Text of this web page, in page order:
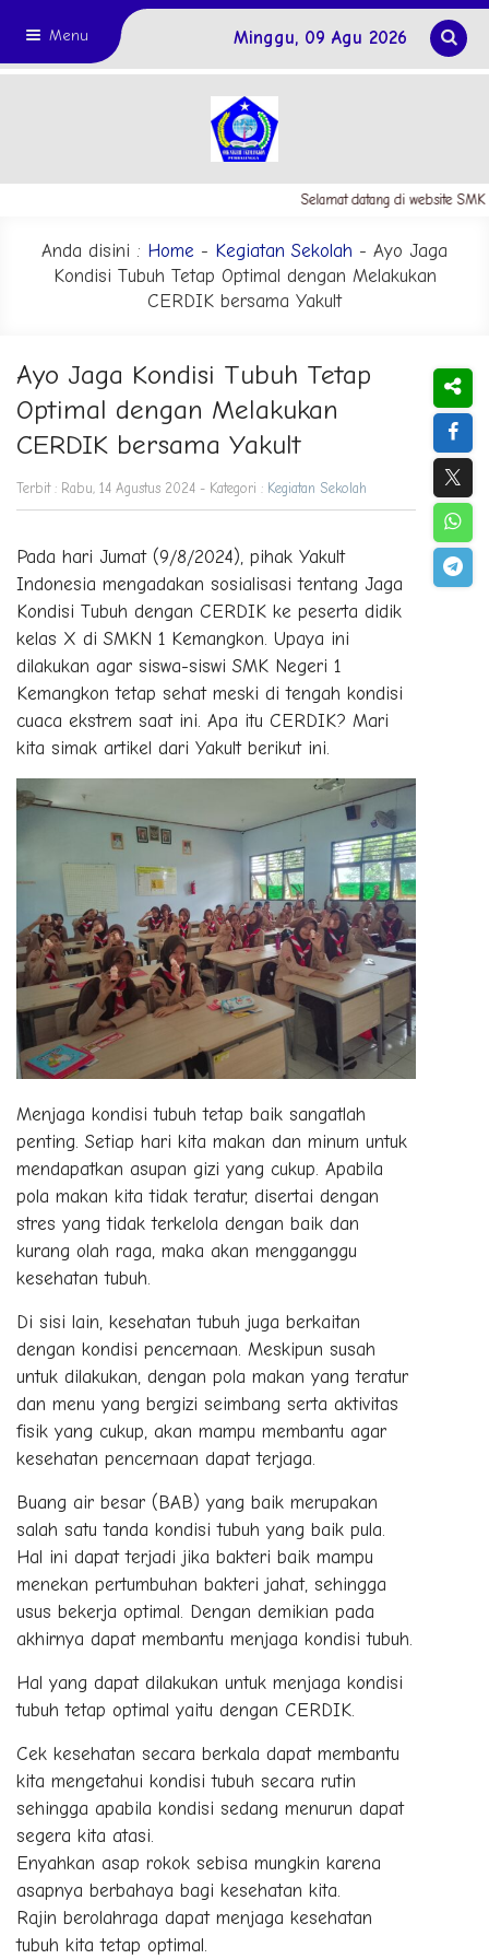
Menu Minggu, 09 Agu 2026
Selamat datang di website SMK
Anda disini : Home - Kegiatan Sekolah - Ayo Jaga
Kondisi Tubuh Tetap Optimal dengan Melakukan
CERDIK bersama Yakult
Ayo Jaga Kondisi Tubuh Tetap
Optimal dengan Melakukan
CERDIK bersama Yakult
Terbit : Rabu, 14 Agustus 2024 - Kategori : Kegiatan Sekolah
Pada hari Jumat (9/8/2024), pihak Yakult
Indonesia mengadakan sosialisasi tentang Jaga
Kondisi Tubuh dengan CERDIK ke peserta didik
kelas X di SMKN 1 Kemangkon. Upaya ini
dilakukan agar siswa-siswi SMK Negeri 1
Kemangkon tetap sehat meski di tengah kondisi
cuaca ekstrem saat ini. Apa itu CERDIK? Mari
kita simak artikel dari Yakult berikut ini.
Menjaga kondisi tubuh tetap baik sangatlah
penting. Setiap hari kita makan dan minum untuk
mendapatkan asupan gizi yang cukup. Apabila
pola makan kita tidak teratur, disertai dengan
stres yang tidak terkelola dengan baik dan
kurang olah raga, maka akan mengganggu
kesehatan tubuh.
Di sisi lain, kesehatan tubuh juga berkaitan
dengan kondisi pencernaan. Meskipun susah
untuk dilakukan, dengan pola makan yang teratur
dan menu yang bergizi seimbang serta aktivitas
fisik yang cukup, akan mampu membantu agar
kesehatan pencernaan dapat terjaga.
Buang air besar (BAB) yang baik merupakan
salah satu tanda kondisi tubuh yang baik pula.
Hal ini dapat terjadi jika bakteri baik mampu
menekan pertumbuhan bakteri jahat, sehingga
usus bekerja optimal. Dengan demikian pada
akhirnya dapat membantu menjaga kondisi tubuh.
Hal yang dapat dilakukan untuk menjaga kondisi
tubuh tetap optimal yaitu dengan CERDIK.
Cek kesehatan secara berkala dapat membantu
kita mengetahui kondisi tubuh secara rutin
sehingga apabila kondisi sedang menurun dapat
segera kita atasi.
Enyahkan asap rokok sebisa mungkin karena
asapnya berbahaya bagi kesehatan kita.
Rajin berolahraga dapat menjaga kesehatan
tubuh kita tetap optimal.